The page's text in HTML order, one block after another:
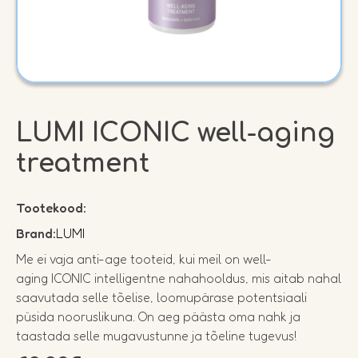
LUMI ICONIC well-aging
treatment
Tootekood:
Brand:LUMI
Me ei vaja anti-age tooteid, kui meil on well-
aging ICONIC intelligentne nahahooldus, mis aitab nahal
saavutada selle tõelise, loomupärase potentsiaali
püsida nooruslikuna. On aeg päästa oma nahk ja
taastada selle mugavustunne ja tõeline tugevus!